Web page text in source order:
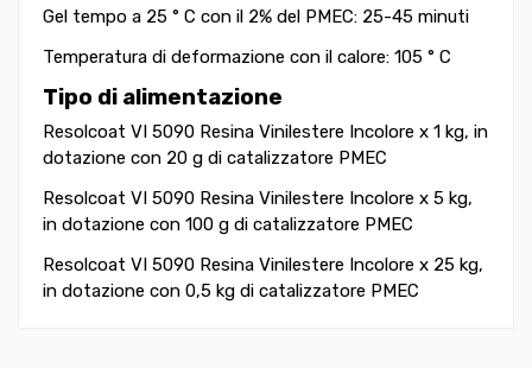
Gel tempo a 25 ° C con il 2% del PMEC: 25-45 minuti
Temperatura di deformazione con il calore: 105 ° C
Tipo di alimentazione
Resolcoat VI 5090 Resina Vinilestere Incolore x 1 kg, in
dotazione con 20 g di catalizzatore PMEC
Resolcoat VI 5090 Resina Vinilestere Incolore x 5 kg,
in dotazione con 100 g di catalizzatore PMEC
Resolcoat VI 5090 Resina Vinilestere Incolore x 25 kg,
in dotazione con 0,5 kg di catalizzatore PMEC